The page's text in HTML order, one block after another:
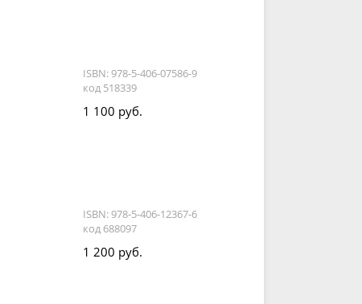
ISBN: 978-5-406-07586-9
код 518339
1 100 руб.
ISBN: 978-5-406-12367-6
код 688097
1 200 руб.